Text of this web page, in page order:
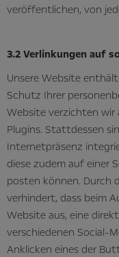
veröffentlichen, von
3.2 Verlinkungen auf
Unsere Website
Schutz Ihrer
Website verzichten wir
Plugins. Stattdessen
Internetpräsenz
diese zudem auf einer
posten können. Durch
verhindert, dass beim
Website aus, eine
verschiedenen Social-
Anklicken eines der